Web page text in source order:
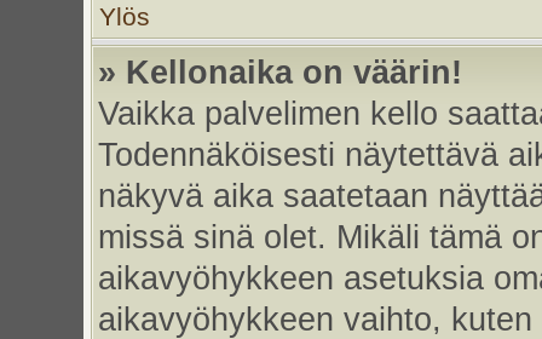
Ylös
» Kellonaika on väärin!
Vaikka palvelimen kello
Todennäköisesti näytettävä
näkyvä aika saatetaan
missä sinä olet. Mikäli tämä
aikavyöhykkeen asetuksia
aikavyöhykkeen vaihto,